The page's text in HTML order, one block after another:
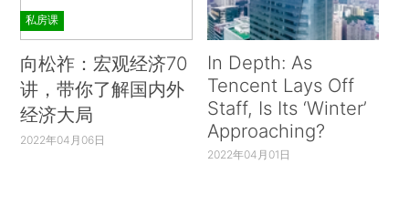
私房课
向松祚：宏观经济70
讲，带你了解国内外
经济大局
2022年04月06日
In Depth: As
Tencent Lays Off
Staff, Is Its ‘Winter’
Approaching?
2022年04月01日